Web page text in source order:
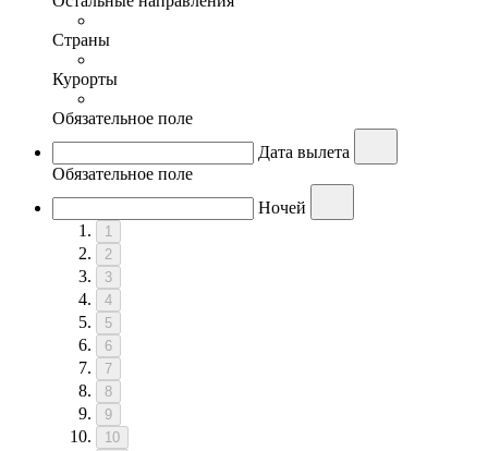
Страны
Курорты
Обязательное поле
Дата вылета
Обязательное поле
Ночей
1
2
3
4
5
6
7
8
9
10